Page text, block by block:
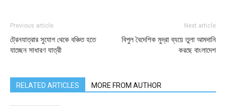
Previous article
ট্রেনযাত্রার সুযোগ থেকে বঞ্চিত হতে
যাচ্ছেন সাধারণ যাত্রী
Next article
বিপুল বৈদেশিক মুদ্রা ব্যয়ে তুলা আমদানি
করছে বাংলাদেশ
RELATED ARTICLES MORE FROM AUTHOR